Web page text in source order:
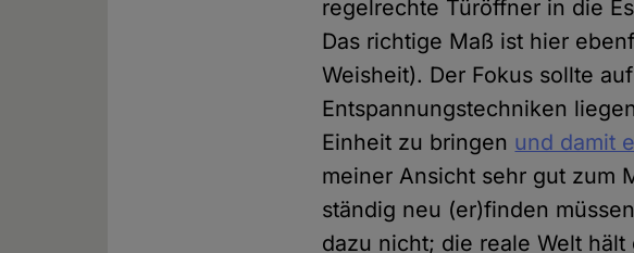
regelrechte Türöffner in die
Das richtige Maß ist hier
Weisheit). Der Fokus sollte
Entspannungstechniken
Einheit zu bringen und damit
meiner Ansicht sehr gut zum
ständig neu (er)finden
dazu nicht; die reale Welt